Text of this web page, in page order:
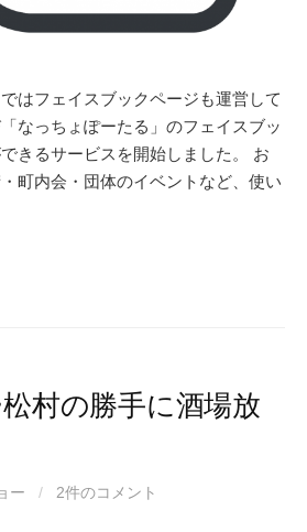
はフェイスブックページも運営して
なっちょぽーたる」のフェイスブッ
きるサービスを開始しました。 お
町内会・団体のイベントなど、使い
村の勝手に酒場放
ー / 2件のコメント